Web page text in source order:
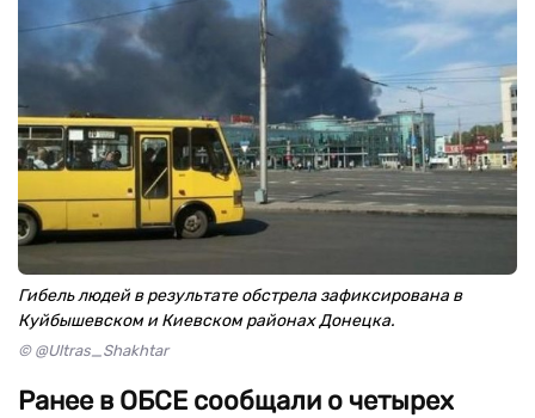
Гибель людей в результате обстрела зафиксирована в
Куйбышевском и Киевском районах Донецка.
© @Ultras_Shakhtar
Ранее в ОБСЕ сообщали о четырех